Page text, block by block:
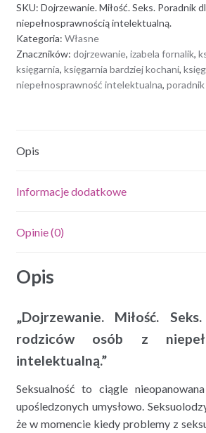
Poradnik
dla
rodziców
osób
z
Fornalik
SKU: Dojrzewanie. Miłość. Seks. Poradnik
niepełnosprawnością intelektualną.
Kategoria: Własne
Znaczników: dojrzewanie, izabela fornalik,
księgarnia, księgarnia bardziej kochani,
niepełnosprawność intelektualna,
Opis
Informacje dodatkowe
Opinie (0)
Opis
„Dojrzewanie. Miłość.
rodziców osób z
intelektualną.”
Seksualność to ciągle
upośledzonych umysłowo.
że w momencie kiedy problemy z